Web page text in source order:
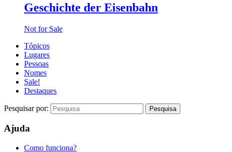
Geschichte der Eisenbahn
Not for Sale
Tópicos
Lugares
Pessoas
Nomes
Sale!
Destaques
Pesquisar por:
Ajuda
Como funciona?